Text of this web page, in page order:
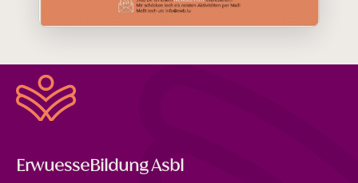
ErwuesseBildung Asbl